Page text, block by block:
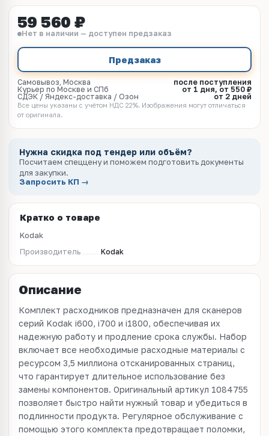
59 560 ₽
Нет в наличии — доступен предзаказ
Предзаказ
Самовывоз, Москва
после поступления
Курьер по Москве и СПб
от 1 дня, от 550 ₽
СДЭК / Яндекс-доставка / Озон
от 2 дней
Все цены указаны с учётом НДС 22%. Изображения могут отличаться
от оригинала.
Нужна скидка под тендер или объём?
Посчитаем спеццену и поможем подготовить документы
для закупки.
Запросить КП →
Кратко о товаре
Kodak
Производитель Kodak
Описание
Комплект расходников предназначен для сканеров
серий Kodak i600, i700 и i1800, обеспечивая их
надежную работу и продление срока службы. Набор
включает все необходимые расходные материалы с
ресурсом 3,5 миллиона отсканированных страниц,
что гарантирует длительное использование без
замены компонентов. Оригинальный артикул 1084755
позволяет быстро найти нужный товар и убедиться в
подлинности продукта. Регулярное обслуживание с
помощью этого комплекта предотвращает поломки,